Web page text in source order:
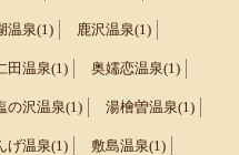
温泉(1) 鹿沢温泉(1)
田温泉(1) 奥嬬恋温泉(1)
の沢温泉(1) 湯檜曽温泉(1)
げ温泉(1) 敷島温泉(1)